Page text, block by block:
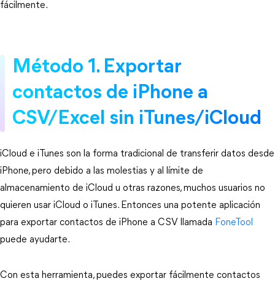
fácilmente.
Método 1. Exportar
contactos de iPhone a
CSV/Excel sin iTunes/iCloud
iCloud e iTunes son la forma tradicional de transferir datos desde
iPhone, pero debido a las molestias y al límite de
almacenamiento de iCloud u otras razones, muchos usuarios no
quieren usar iCloud o iTunes. Entonces una potente aplicación
para exportar contactos de iPhone a CSV llamada FoneTool
puede ayudarte.
Con esta herramienta, puedes exportar fácilmente contactos